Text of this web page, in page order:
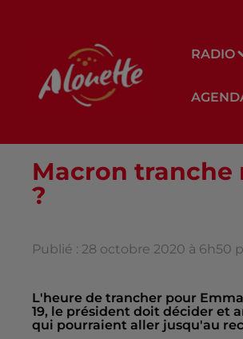
RADIO
Macron tranche
?
Publié : 28 octobre 2020 à 6h50
L'heure de trancher pour
19, le président doit décider et
qui pourraient aller jusqu'au